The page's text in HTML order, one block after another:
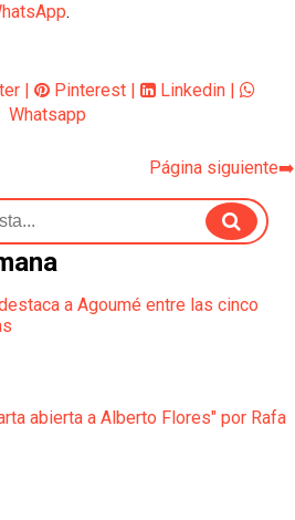
.
Pinterest Linkedin
Whatsapp
Página siguiente➡️
a Agoumé entre las cinco
abierta a Alberto Flores" por Rafa